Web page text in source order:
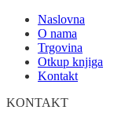
Naslovna
O nama
Trgovina
Otkup knjiga
Kontakt
KONTAKT